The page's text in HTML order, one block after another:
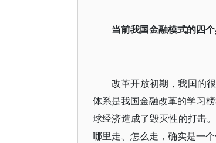
当前我国金融模式的四
改革开放初期，我国的
体系是我国金融改革的学习
球经济造成了毁灭性的打击
哪里走、怎么走，确实是一